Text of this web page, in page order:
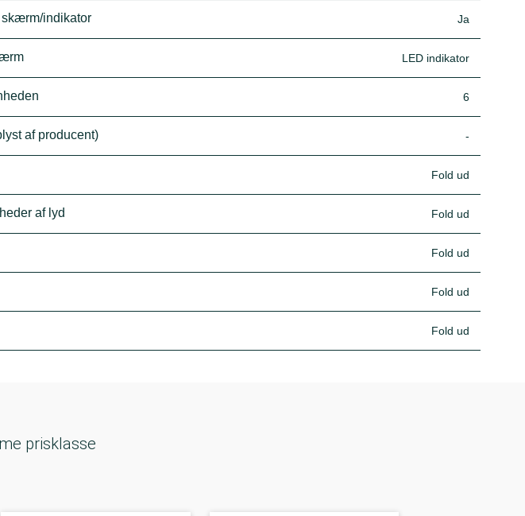
skærm/indikator Ja
LED indikator
6
af producent) -
Fold ud
af lyd Fold ud
Fold ud
Fold ud
Fold ud
prisklasse